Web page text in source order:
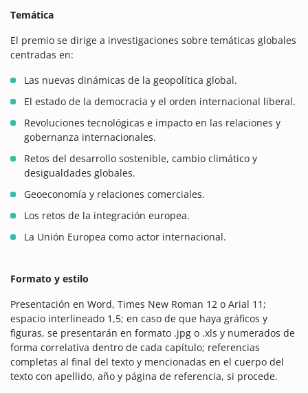
Temática
El premio se dirige a investigaciones sobre temáticas globales
centradas en:
Las nuevas dinámicas de la geopolítica global.
El estado de la democracia y el orden internacional liberal.
Revoluciones tecnológicas e impacto en las relaciones y
gobernanza internacionales.
Retos del desarrollo sostenible, cambio climático y
desigualdades globales.
Geoeconomía y relaciones comerciales.
Los retos de la integración europea.
La Unión Europea como actor internacional.
Formato y estilo
Presentación en Word, Times New Roman 12 o Arial 11;
espacio interlineado 1,5; en caso de que haya gráficos y
figuras, se presentarán en formato .jpg o .xls y numerados de
forma correlativa dentro de cada capítulo; referencias
completas al final del texto y mencionadas en el cuerpo del
texto con apellido, año y página de referencia, si procede.